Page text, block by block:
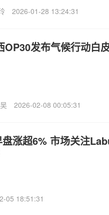
2026-01-28 13:24:31
OP30发布气候行动白
2026-02-08 00:05:31
涨超6% 市场关注
05 18:51:31